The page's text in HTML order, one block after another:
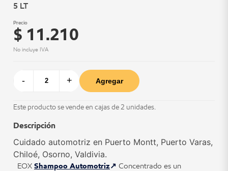
5 LT
Precio
$ 11.210
No incluye IVA
- + Agregar
Este producto se vende en cajas de 2 unidades.
Descripción
Cuidado automotriz en Puerto Montt, Puerto Varas,
Chiloé, Osorno, Valdivia.
EOX Shampoo Automotriz
Concentrado es un